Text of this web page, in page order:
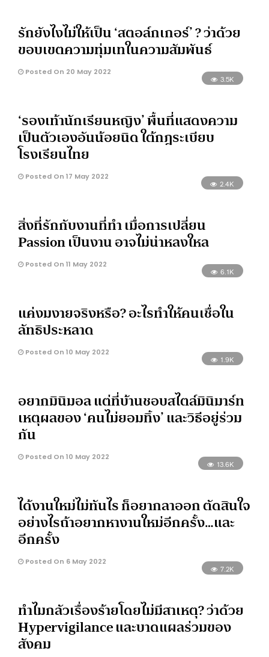
รักยังไงไม่ให้เป็น ‘สตอล์กเกอร์’ ? ว่าด้วย
ขอบเขตความทุ่มเทในความสัมพันธ์
Posted On 20 May 2022
3.5K
‘รองเท้านักเรียนหญิง’ พื้นที่แสดงความ
เป็นตัวเองอันน้อยนิด ใต้กฎระเบียบ
โรงเรียนไทย
Posted On 17 May 2022
2.4K
สิ่งที่รักกับงานที่ทำ เมื่อการเปลี่ยน
Passion เป็นงาน อาจไม่น่าหลงใหล
Posted On 11 May 2022
6.1K
แค่งมงายจริงหรือ? อะไรทำให้คนเชื่อใน
ลัทธิประหลาด
Posted On 10 May 2022
1.9K
อยากมินิมอล แต่ที่บ้านชอบสไตล์มินิมาร์ท
เหตุผลของ ‘คนไม่ยอมทิ้ง’ และวิธีอยู่ร่วม
กัน
Posted On 10 May 2022
13.6K
ได้งานใหม่ไม่ทันไร ก็อยากลาออก ตัดสินใจ
อย่างไรถ้าอยากหางานใหม่อีกครั้ง…และ
อีกครั้ง
Posted On 6 May 2022
7.2K
ทำไมกลัวเรื่องร้ายโดยไม่มีสาเหตุ? ว่าด้วย
Hypervigilance และบาดแผลร่วมของ
สังคม